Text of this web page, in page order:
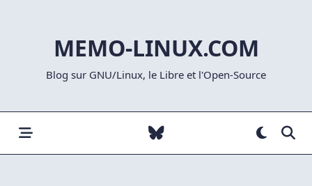
MEMO-LINUX.COM
Blog sur GNU/Linux, le Libre et l'Open-Source